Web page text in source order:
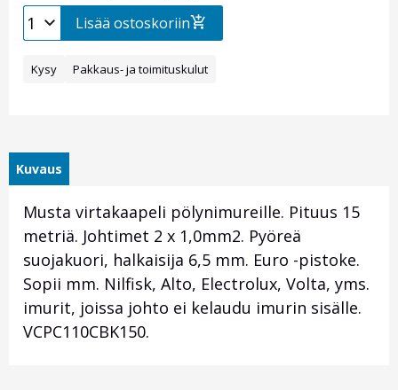
Lisää ostoskoriin
Kysy Pakkaus- ja toimituskulut
Kuvaus
Musta virtakaapeli pölynimureille. Pituus 15
metriä. Johtimet 2 x 1,0mm2. Pyöreä
suojakuori, halkaisija 6,5 mm. Euro -pistoke.
Sopii mm. Nilfisk, Alto, Electrolux, Volta, yms.
imurit, joissa johto ei kelaudu imurin sisälle.
VCPC110CBK150.